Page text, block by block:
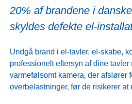
20% af brandene i
skyldes defekte el-
Undgå brand i el-tavler, el-skabe,
professionelt eftersyn af dine tavler
varmefølsomt kamera, der afslører
overbelastninger, før de risikerer at